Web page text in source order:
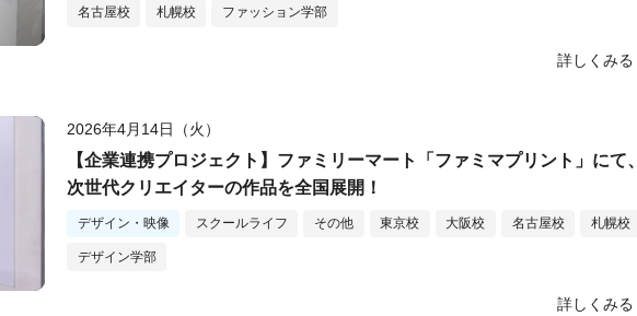
名古屋校 札幌校 ファッション学部
詳しくみる
2026年4月14日（火）
【企業連携プロジェクト】ファミリーマート「ファミマプリント」にて、
次世代クリエイターの作品を全国展開！
デザイン・映像 スクールライフ その他 東京校 大阪校 名古屋校 札幌校
デザイン学部
詳しくみる